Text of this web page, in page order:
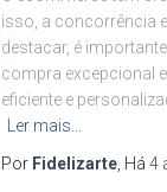
isso, a concorrência
destacar, é
compra excepcional
eficiente e
Ler mais…
Por Fidelizarte , Há 4